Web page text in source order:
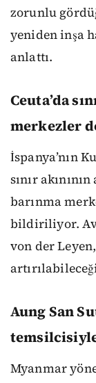
zorunlu
yeniden inşa
anlattı.
Ceuta’da
merkezler
İspanya’nın
sınır
barınma
bildiriliyor.
von der Leyen,
Aung San
Myanmar